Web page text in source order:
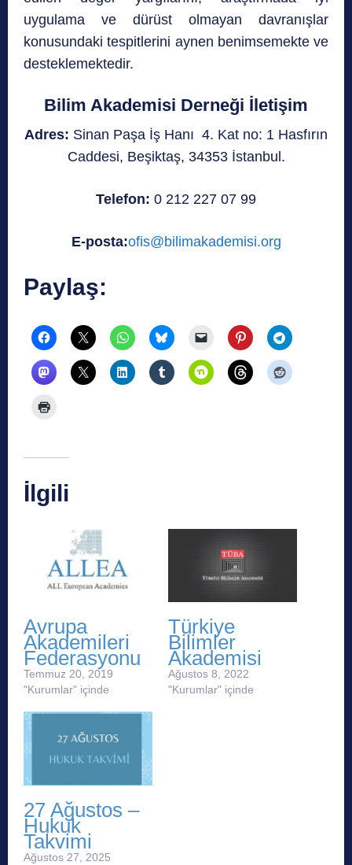
uygulama ve dürüst olmayan davranışlar
konusundaki tespitlerini aynen benimsemekte ve
desteklemektedir.
Bilim Akademisi Derneği İletişim
Adres: Sinan Paşa İş Hanı 4. Kat no: 1 Hasfırın
Caddesi, Beşiktaş, 34353 İstanbul.
Telefon: 0 212 227 07 99
E-posta:ofis@bilimakademisi.org
Paylaş:
İlgili
Avrupa
Akademileri
Federasyonu
Temmuz 20, 2019
"Kurumlar" içinde
Türkiye
Bilimler
Akademisi
Ağustos 8, 2022
"Kurumlar" içinde
27 Ağustos –
Hukuk
Takvimi
Ağustos 27, 2025